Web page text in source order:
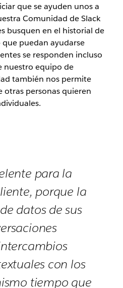
que se ayuden unos a
Comunidad de Slack
busquen en el historial de
puedan ayudarse
se responden incluso
nuestro equipo de
también nos permite
otras personas quieren
para la
porque la
datos de sus
con los
tiempo que